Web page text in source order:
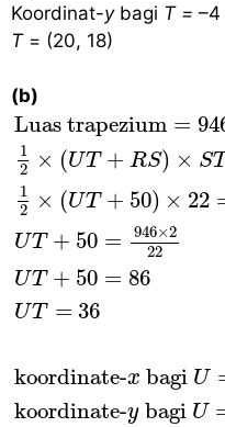
Koordinat-ybagi T = –4
T= (20, 18)
(b)
Luas trapezium =
1
2
× (UT + RS) × S
1
2
× (UT + 50) × 22
UT + 50 = 946×2
22
UT + 50 = 86
UT = 36
koordinate-x bagi U
koordinate-y bagi U
Luas trapezium